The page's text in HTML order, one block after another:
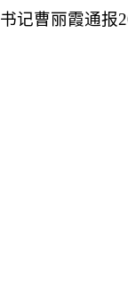
书记曹丽霞通报